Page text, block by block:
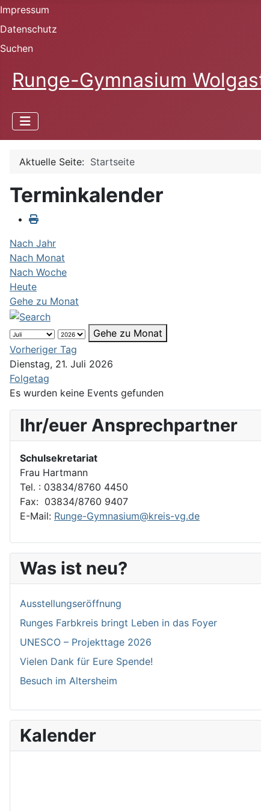
Impressum
Datenschutz
Suchen
Runge-Gymnasium
Aktuelle Seite: Startseite
Terminkalender
Nach Jahr
Nach Monat
Nach Woche
Heute
Gehe zu Monat
Gehe zu Monat
Vorheriger Tag
Dienstag, 21. Juli 2026
Folgetag
Es wurden keine Events gefunden
Ihr/euer Ansprechpartner
Schulsekretariat
Frau Hartmann
Tel. : 03834/8760 4450
Fax: 03834/8760 9407
E-Mail: Runge-Gymnasium@kreis-vg.de
Was ist neu?
Ausstellungseröffnung
Runges Farbkreis bringt Leben in das Foyer
UNESCO – Projekttage 2026
Vielen Dank für Eure Spende!
Besuch im Altersheim
Kalender